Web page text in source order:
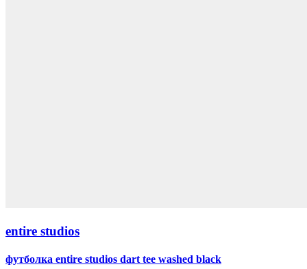
entire studios
футболка entire studios dart tee washed black